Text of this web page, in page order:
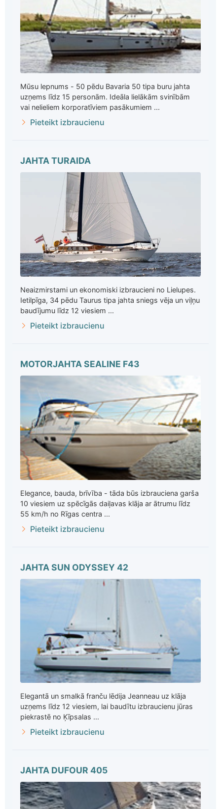
Mūsu lepnums - 50 pēdu Bavaria 50 tipa buru jahta
uzņems līdz 15 personām. Ideāla lielākām svinībām
vai nelieliem korporatīviem pasākumiem ...
Pieteikt izbraucienu
JAHTA TURAIDA
Neaizmirstami un ekonomiski izbraucieni no Lielupes.
Ietilpīga, 34 pēdu Taurus tipa jahta sniegs vēja un viļņu
baudījumu līdz 12 viesiem ...
Pieteikt izbraucienu
MOTORJAHTA SEALINE F43
Elegance, bauda, brīvība - tāda būs izbrauciena garša
10 viesiem uz spēcīgās daiļavas klāja ar ātrumu līdz
55 km/h no Rīgas centra ...
Pieteikt izbraucienu
JAHTA SUN ODYSSEY 42
Elegantā un smalkā franču lēdija Jeanneau uz klāja
uzņems līdz 12 viesiem, lai baudītu izbraucienu jūras
piekrastē no Ķīpsalas ...
Pieteikt izbraucienu
JAHTA DUFOUR 405